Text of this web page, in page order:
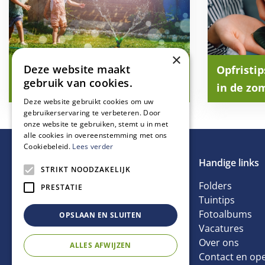
Vakantietips (voor kids) in
eigen tuin
in de
Handige links
Folders
Tuintips
Fotoalbums
Vacatures
Over ons
Contact en
×
Deze website maakt
gebruik van cookies.
Deze website gebruikt cookies om uw
gebruikerservaring te verbeteren. Door
onze website te gebruiken, stemt u in met
alle cookies in overeenstemming met ons
Cookiebeleid. Lees verder
STRIKT NOODZAKELIJK
PRESTATIE
OPSLAAN EN SLUITEN
ALLES AFWIJZEN